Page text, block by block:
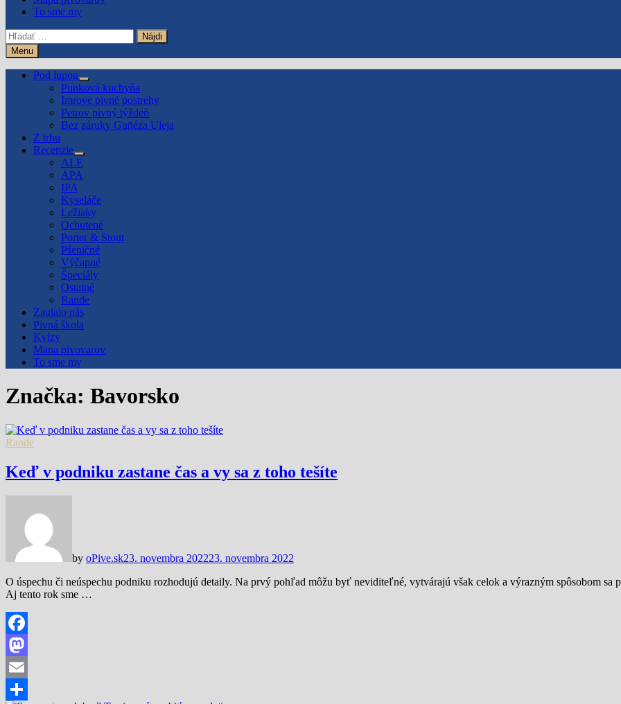
To sme my
Hľadať:
Menu
Pod lupou
Show
sub
menu
Punková kuchyňa
Imrove pivné postrehy
Petrov pivný týždeň
Bez záruky Guñéza Uleja
Z trhu
Recenzie
Show
sub
menu
ALE
APA
IPA
Kyseláče
Ležiaky
Ochutené
Porter & Stout
Pšeničné
Výčapné
Špeciály
Ostatné
Rande
Zaujalo nás
Pivná škola
Kvízy
Mapa pivovarov
To sme my
Značka: Bavorsko
Rande
Keď v podniku zastane čas a vy sa z toho tešíte
by oPive.sk23. novembra 202223. novembra 2022
O úspechu či neúspechu podniku rozhodujú detaily. Na prvý pohľad môžu byť neviditeľné, vytvárajú však celok a výrazným spôsobom sa
Aj tento rok sme …
Facebook
Mastodon
Email